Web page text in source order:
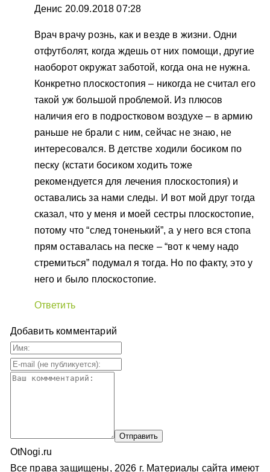
Денис 20.09.2018 07:28
Врач врачу рознь, как и везде в жизни. Одни
отфутболят, когда ждешь от них помощи, другие
наоборот окружат заботой, когда она не нужна.
Конкретно плоскостопия – никогда не считал его
такой уж большой проблемой. Из плюсов
наличия его в подростковом воздухе – в армию
раньше не брали с ним, сейчас не знаю, не
интересовался. В детстве ходили босиком по
песку (кстати босиком ходить тоже
рекомендуется для лечения плоскостопия) и
оставались за нами следы. И вот мой друг тогда
сказал, что у меня и моей сестры плоскостопие,
потому что “след тоненький”, а у него вся стопа
прям оставалась на песке – “вот к чему надо
стремиться” подумал я тогда. Но по факту, это у
него и было плоскостопие.
Ответить
Добавить комментарий
OtNogi.ru
Все права защищены, 2026 г. Материалы сайта имеют